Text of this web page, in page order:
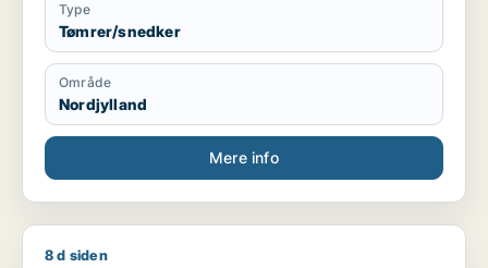
Type
Tømrer/snedker
Område
Nordjylland
Mere info
Kathrine søger job som regnskabsmedarbejder /
8 d siden